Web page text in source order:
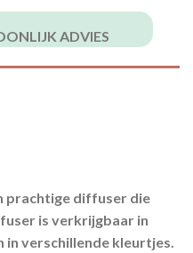
ADVIES
prachtige diffuser die
is verkrijgbaar in
in verschillende kleurtjes.